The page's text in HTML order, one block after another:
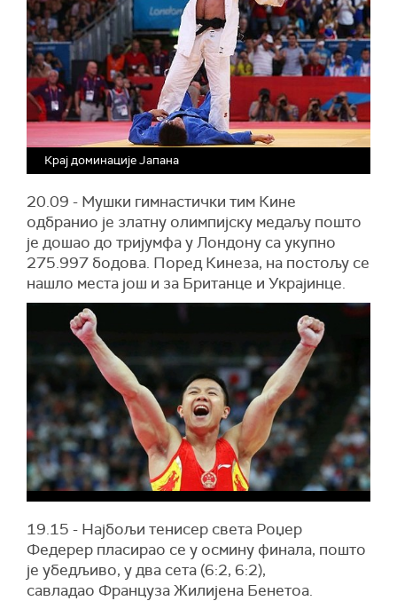
Крај доминације Јапана
20.09 - Мушки гимнастички тим Кине
одбранио је златну олимпијску медаљу пошто
је дошао до тријумфа у Лондону са укупно
275.997 бодова. Поред Кинеза, на постољу се
нашло места још и за Британце и Украјинце.
19.15 - Најбољи тенисер света Роџер
Федерер пласирао се у осмину финала, пошто
је убедљиво, у два сета (6:2, 6:2),
савладао Француза Жилијена Бенетоа.